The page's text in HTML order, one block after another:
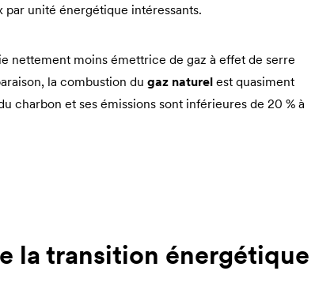
unité énergétique intéressants.
nettement moins émettrice de gaz à effet de serre
la combustion du gaz naturel est quasiment
charbon et ses émissions sont inférieures de 20 % à
la transition énergétique